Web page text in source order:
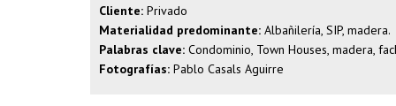
Cliente: Privado
Materialidad predominante: Albañilería, SIP, madera.
Palabras clave: Condominio, Town Houses, madera,
Fotografías: Pablo Casals Aguirre